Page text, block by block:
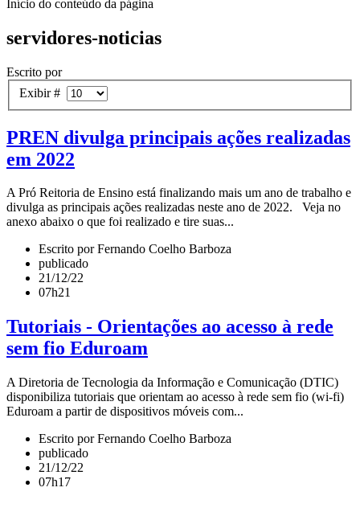
Início do conteúdo da página
servidores-noticias
Escrito por
Exibir #
PREN divulga principais ações realizadas
em 2022
A Pró Reitoria de Ensino está finalizando mais um ano de trabalho e
divulga as principais ações realizadas neste ano de 2022. Veja no
anexo abaixo o que foi realizado e tire suas...
Escrito por Fernando Coelho Barboza
publicado
21/12/22
07h21
Tutoriais - Orientações ao acesso à rede
sem fio Eduroam
A Diretoria de Tecnologia da Informação e Comunicação (DTIC)
disponibiliza tutoriais que orientam ao acesso à rede sem fio (wi-fi)
Eduroam a partir de dispositivos móveis com...
Escrito por Fernando Coelho Barboza
publicado
21/12/22
07h17